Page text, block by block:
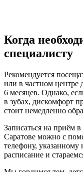
Когда
специалисту
Рекомендуется
или в частном центре
6 месяцев. Однако,
в зубах, дискомфорт
стоит немедленно
Записаться на приём
Саратове можно с
телефону,
расписание и